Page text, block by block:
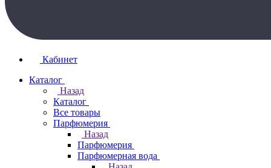
Кабинет
Каталог
Назад
Каталог
Все товары
Парфюмерия
Назад
Парфюмерия
Парфюмерная вода